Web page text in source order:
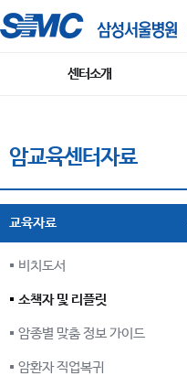
센터소개
암교육센터자료
교육자료
비치도서
소책자 및 리플릿
암종별 맞춤 정보 가이드
암환자 직업복귀